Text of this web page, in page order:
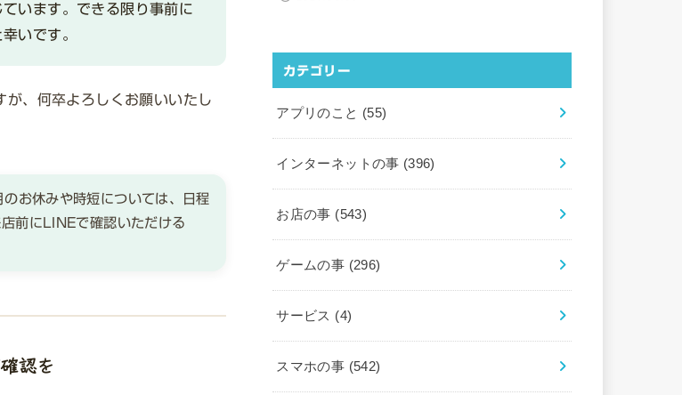
います。できる限り事前に
いです。
、何卒よろしくお願いいたし
お休みや時短については、日程
前にLINEで確認いただける
認を
カテゴリー
アプリのこと (55)
インターネットの事 (396)
お店の事 (543)
ゲームの事 (296)
サービス (4)
スマホの事 (542)